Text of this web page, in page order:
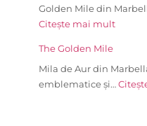
Golden Mile din
Citește mai mult
The Golden Mile
Mila de Aur din
emblematice și…